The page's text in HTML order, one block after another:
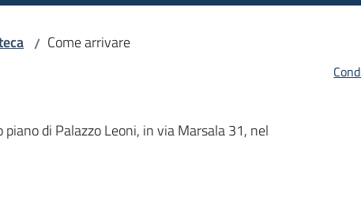
/ Come arrivare
di Palazzo Leoni, in via Marsala 31, nel